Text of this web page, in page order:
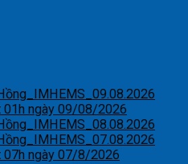
01h ngày 09/08/2026
07h ngày 07/8/2026